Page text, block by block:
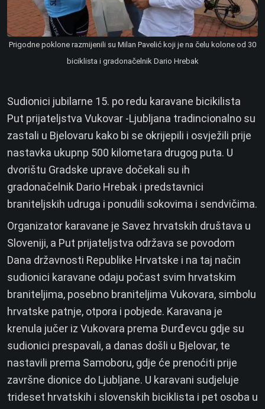
Prigodne poklone razmijenili su Milan Pavelić koji je na čelu kolone od 30
biciklista i gradonačelnik Dario Hrebak
Sudionici jubilarne 15. po redu karavane bicikilista
Put prijateljstva Vukovar -Ljubljana tradincionalno su
zastali u Bjelovaru kako bi se okrijepili i osvježili prije
nastavka ukupnp 500 kilometara drugog puta. U
dvorištu Gradske uprave dočekali su ih
gradonačelnik Dario Hrebak i predstavnici
braniteljskih udruga i ponudili sokovima i sendvičima.
Organizator karavane je Savez hrvatskih društava u
Sloveniji, a Put prijateljstva održava se povodom
Dana državnosti Republike Hrvatske i na taj način
sudionici karavane odaju počast svim hrvatskim
braniteljima, posebno braniteljima Vukovara, simbolu
hrvatske patnje, otpora i pobjede. Karavana je
krenula jučer iz Vukovara prema Đurđevcu gdje su
sudionici prespavali, a danas došli u Bjelovar, te
nastavili prema Samoboru, gdje će prenoćiti prije
završne dionice do Ljubljane. U karavani sudjeluje
trideset hrvatskih i slovenskih biciklista i pet osoba u